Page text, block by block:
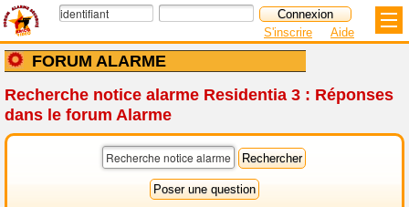
FORUM ALARME
S'inscrire Aide
Recherche notice alarme Residentia 3 : Réponses
dans le forum Alarme